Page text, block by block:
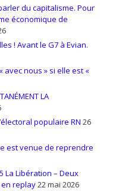
du capitalisme. Pour
économique de
! Avant le G7 à Evian.
avec nous » si elle est «
LA
populaire RN 26
est venue de reprendre
La Libération – Deux
replay22 mai 2026